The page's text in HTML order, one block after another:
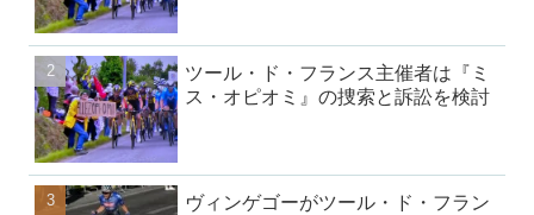
ツール・ド・フランス主催者は『ミ
ス・オピオミ』の捜索と訴訟を検討
ヴィンゲゴーがツール・ド・フラン